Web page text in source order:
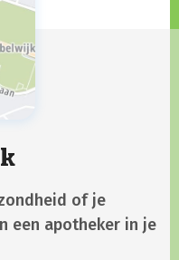
of je
een apotheker in je